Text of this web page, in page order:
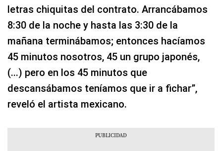
letras chiquitas del contrato. Arrancábamos
8:30 de la noche y hasta las 3:30 de la
mañana terminábamos; entonces hacíamos
45 minutos nosotros, 45 un grupo japonés,
(...) pero en los 45 minutos que
descansábamos teníamos que ir a fichar”,
reveló el artista mexicano.